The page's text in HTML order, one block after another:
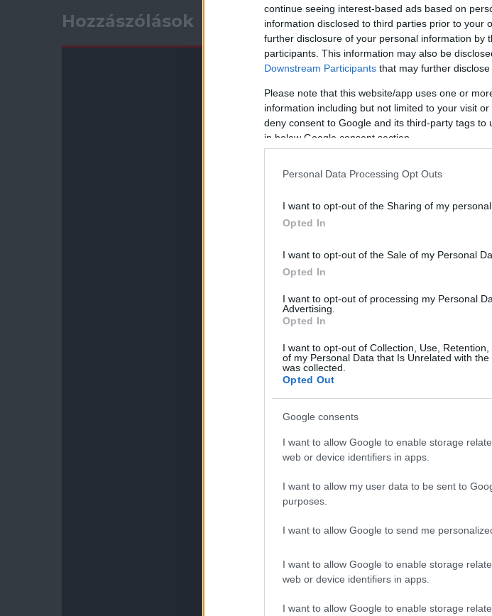
continue seeing interest-based ads based on
information disclosed to third parties prior to your
further disclosure of your personal information by
participants. This information may also be
Downstream Participants that may further
Please note that this website/app uses one or
information including but not limited to your visit
deny consent to Google and its third-party tags
in below Google consent section.
Personal Data Processing Opt Outs
I want to opt-out of the Sharing of my personal
Opted In
I want to opt-out of the Sale of my Personal
Opted In
I want to opt-out of processing my Personal
Advertising.
Opted In
I want to opt-out of Collection, Use,
of my Personal Data that Is Unrelated with
was collected.
Opted Out
Google consents
I want to allow Google to enable storage
web or device identifiers in apps.
I want to allow my user data to be sent to
purposes.
I want to allow Google to send me
I want to allow Google to enable storage
web or device identifiers in apps.
I want to allow Google to enable storage
Hozzászólások